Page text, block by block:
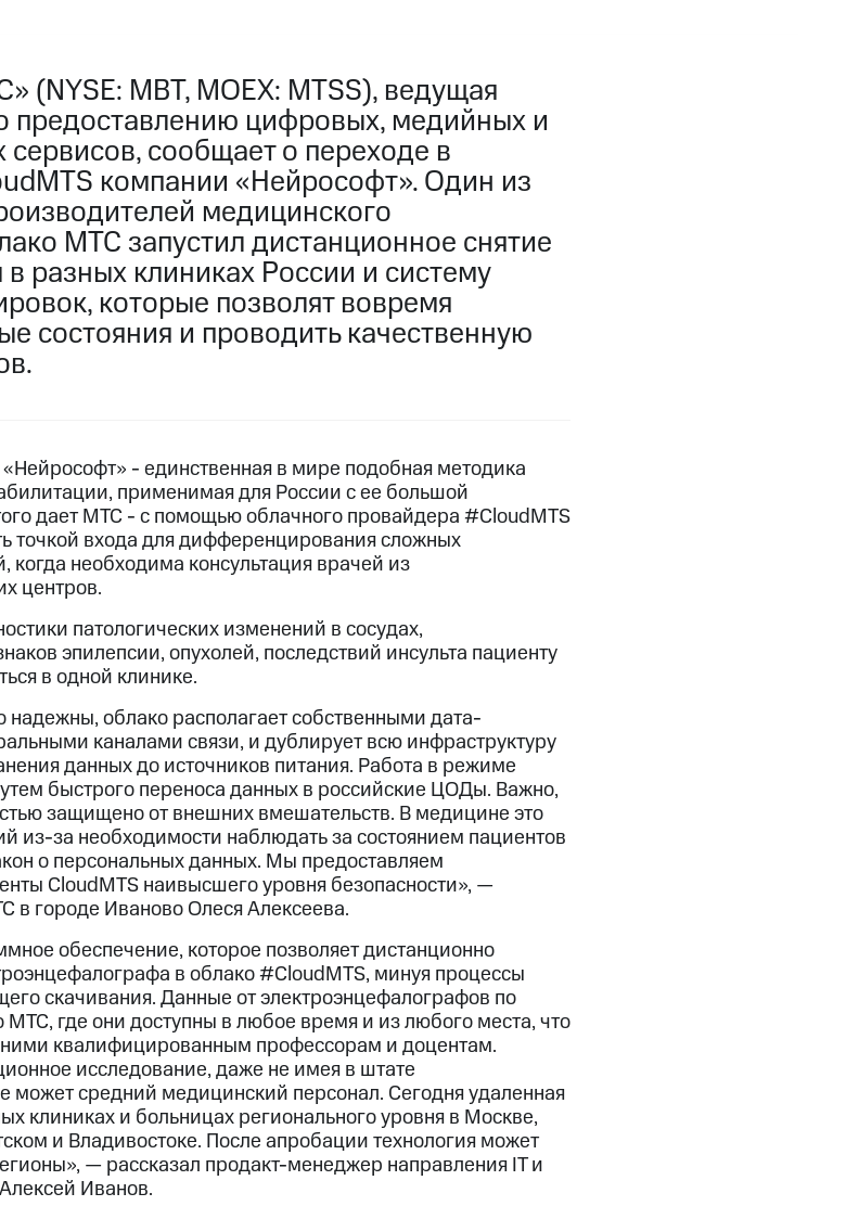
MBT, MOEX: MTSS), ведущая
предоставлению цифровых, медийных и
сообщает о переходе в
компании «Нейрософт». Один из
медицинского
МТС запустил дистанционное снятие
разных клиниках России и систему
которые позволят вовремя
состояния и проводить качественную
- единственная в мире подобная методика
применимая для России с ее большой
дает МТС - с помощью облачного провайдера #CloudMTS
точкой входа для дифференцирования сложных
когда необходима консультация врачей из
центров.
патологических изменений в сосудах,
эпилепсии, опухолей, последствий инсульта пациенту
в одной клинике.
облако располагает собственными дата-
каналами связи, и дублирует всю инфраструктуру
данных до источников питания. Работа в режиме
быстрого переноса данных в российские ЦОДы. Важно,
защищено от внешних вмешательств. В медицине это
из-за необходимости наблюдать за состоянием пациентов
о персональных данных. Мы предоставляем
CloudMTS наивысшего уровня безопасности», —
в городе Иваново Олеся Алексеева.
обеспечение, которое позволяет дистанционно
в облако #CloudMTS, минуя процессы
скачивания. Данные от электроэнцефалографов по
МТС, где они доступны в любое время и из любого места, что
ними квалифицированным профессорам и доцентам.
исследование, даже не имея в штате
может средний медицинский персонал. Сегодня удаленная
клиниках и больницах регионального уровня в Москве,
и Владивостоке. После апробации технология может
— рассказал продакт-менеджер направления IT и
Иванов.